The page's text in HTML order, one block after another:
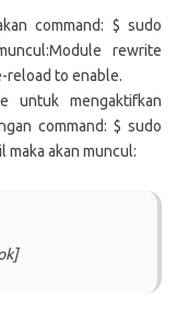
command: $ sudo
rewrite
to enable.
untuk mengaktifkan
command: $ sudo
akan muncul: